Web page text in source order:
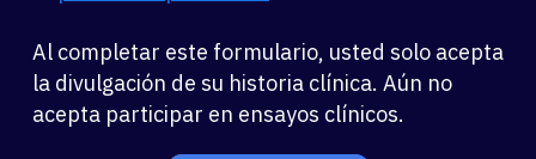
Al completar este formulario, usted solo acepta
la divulgación de su historia clínica. Aún no
acepta participar en ensayos clínicos.